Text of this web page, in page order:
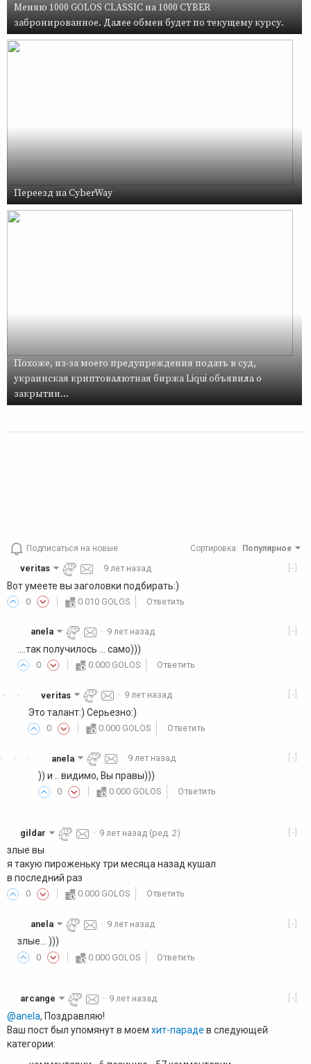
Меняю 1000 GOLOS CLASSIC на 1000 CYBER
забронированное. Далее обмен будет по текущему курсу.
Переезд на CyberWay
Похоже, из-за моего предупреждения подать в суд,
украинская криптовалютная биржа Liqui объявила о
закрытии...
Подписаться на новые Сортировка: Популярное
[-]
veritas · 9 лет назад
Вот умеете вы заголовки подбирать:)
0 0.010 GOLOS Ответить
· [-]
anela · 9 лет назад
....так получилось ... само)))
0 0.000 GOLOS Ответить
·
· [-]
veritas · 9 лет назад
Это талант:) Серьезно:)
0 0.000 GOLOS Ответить
·
·
· [-]
anela · 9 лет назад
)) и .. видимо, Вы правы)))
0 0.000 GOLOS Ответить
[-]
gildar · 9 лет назад (ред. 2)
злые вы
я такую пироженьку три месяца назад кушал
в последний раз
0 0.000 GOLOS Ответить
· [-]
anela · 9 лет назад
злые... )))
0 0.000 GOLOS Ответить
[-]
arcange · 9 лет назад
@anela, Поздравляю!
Ваш пост был упомянут в моем хит-параде в следующей
категории: